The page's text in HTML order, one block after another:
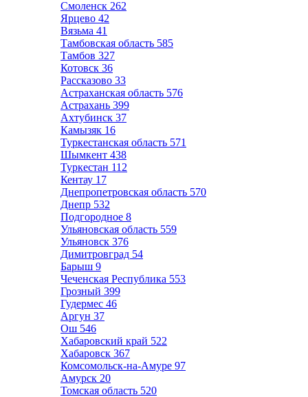
Смоленск 262
Ярцево 42
Вязьма 41
Тамбовская область 585
Тамбов 327
Котовск 36
Рассказово 33
Астраханская область 576
Астрахань 399
Ахтубинск 37
Камызяк 16
Туркестанская область 571
Шымкент 438
Туркестан 112
Кентау 17
Днепропетровская область 570
Днепр 532
Подгородное 8
Ульяновская область 559
Ульяновск 376
Димитровград 54
Барыш 9
Чеченская Республика 553
Грозный 399
Гудермес 46
Аргун 37
Ош 546
Хабаровский край 522
Хабаровск 367
Комсомольск-на-Амуре 97
Амурск 20
Томская область 520